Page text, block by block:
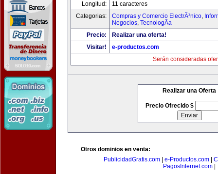
Longitud:
11 caracteres
Categorias:
Compras y Comercio ElectrÃ³nico,
Negocios, TecnologÃ­a
Precio:
Realizar una oferta!
Visitar!
e-productos.com
Serán consideradas
Realizar una Oferta
Precio Ofrecido $
Otros dominios en venta:
PublicidadGratis.com
e-Productos.com
PagosInternet.com